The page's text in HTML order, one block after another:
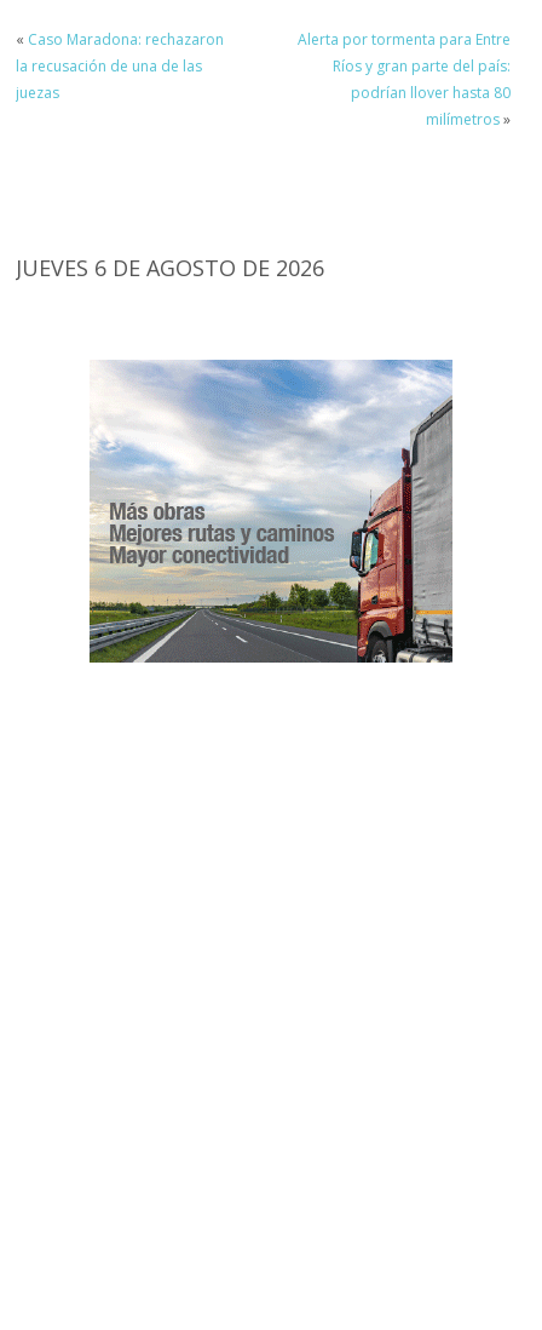
« Caso Maradona: rechazaron
la recusación de una de las
juezas
Alerta por tormenta para Entre
Ríos y gran parte del país:
podrían llover hasta 80
milímetros»
JUEVES 6 DE AGOSTO DE 2026